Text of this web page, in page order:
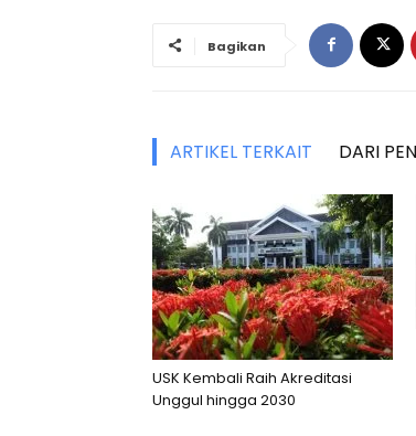
Bagikan
ARTIKEL TERKAIT DARI
USK Kembali Raih Akreditasi
Unggul hingga 2030